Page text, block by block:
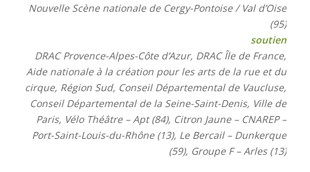
Nouvelle Scène nationale de Cergy-Pontoise / Val d’Oise
(95)
soutien
DRAC Provence-Alpes-Côte d’Azur, DRAC Île de France,
Aide nationale à la création pour les arts de la rue et du
cirque, Région Sud, Conseil Départemental de Vaucluse,
Conseil Départemental de la Seine-Saint-Denis, Ville de
Paris, Vélo Théâtre – Apt (84), Citron Jaune – CNAREP –
Port-Saint-Louis-du-Rhône (13), Le Bercail – Dunkerque
(59), Groupe F – Arles (13)